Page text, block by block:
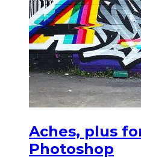
Aches, plus
Photoshop